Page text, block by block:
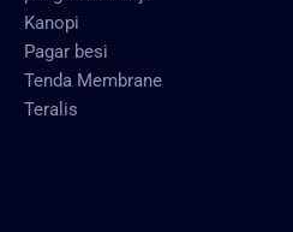
Kanopi
Pagar besi
Tenda Membrane
Teralis